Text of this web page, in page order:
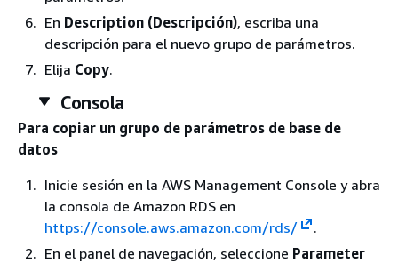
En Description (Descripción), escriba una
descripción para el nuevo grupo de parámetros.
Elija Copy.
Consola
Para copiar un grupo de parámetros de base de
datos
Inicie sesión en la AWS Management Console y abra
la consola de Amazon RDS en
https://console.aws.amazon.com/rds/
.
En el panel de navegación, seleccione Parameter